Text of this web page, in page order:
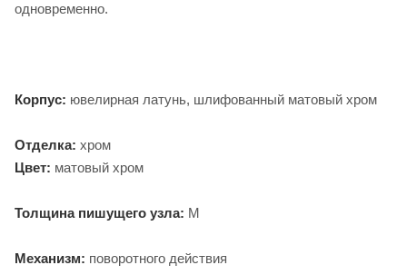
одновременно.
Корпус: ювелирная латунь, шлифованный матовый хром
Отделка: хром
Цвет: матовый хром
Толщина пишущего узла: M
Механизм: поворотного действия